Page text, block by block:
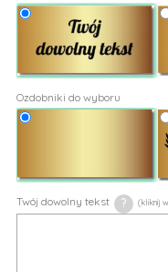
Ozdobniki do wyboru
Twój dowolny tekst ?